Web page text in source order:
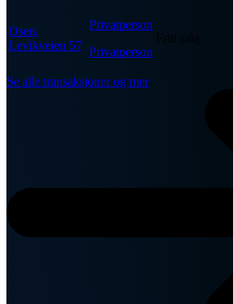
Osen,
Levikveien 57
Privatperson
Privatperson
Fritt salg
Se alle transaksjoner og mer